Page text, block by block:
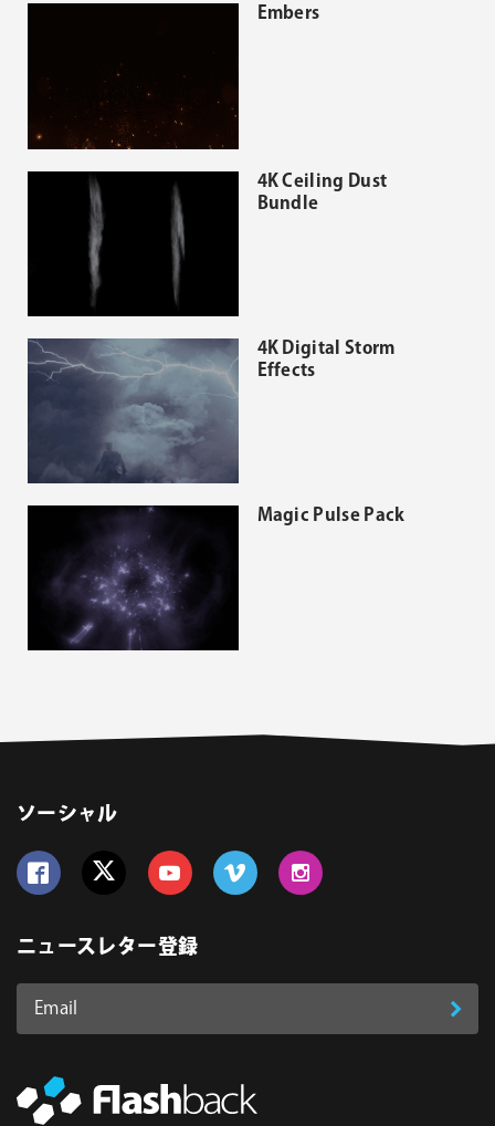
Embers
4K Ceiling Dust
Bundle
4K Digital Storm
Effects
Magic Pulse Pack
ソーシャル
ニュースレター登録
Email
ス
登